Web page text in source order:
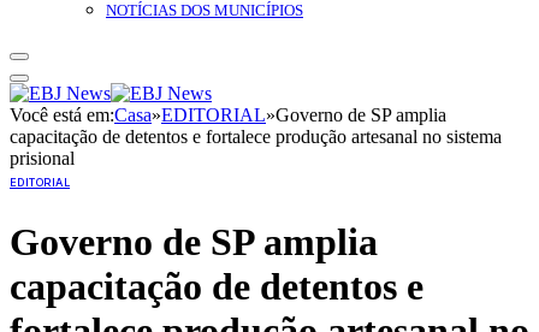
NOTÍCIAS DOS MUNICÍPIOS
Você está em:Casa»EDITORIAL»Governo de SP amplia
capacitação de detentos e fortalece produção artesanal no sistema
prisional
EDITORIAL
Governo de SP amplia
capacitação de detentos e